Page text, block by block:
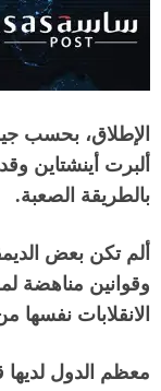
الإطلاق، بحسب
ألبرت أينشتاين
بالطريقة الصعبة.
ألم تكن بعض
وقوانين مناهضة
الانقلابات نفسها
معظم الدول